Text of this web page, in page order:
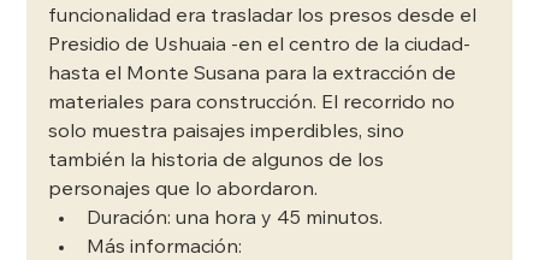
funcionalidad era trasladar los presos desde el
Presidio de Ushuaia -en el centro de la ciudad-
hasta el Monte Susana para la extracción de
materiales para construcción. El recorrido no
solo muestra paisajes imperdibles, sino
también la historia de algunos de los
personajes que lo abordaron.
Duración: una hora y 45 minutos.
Más información: